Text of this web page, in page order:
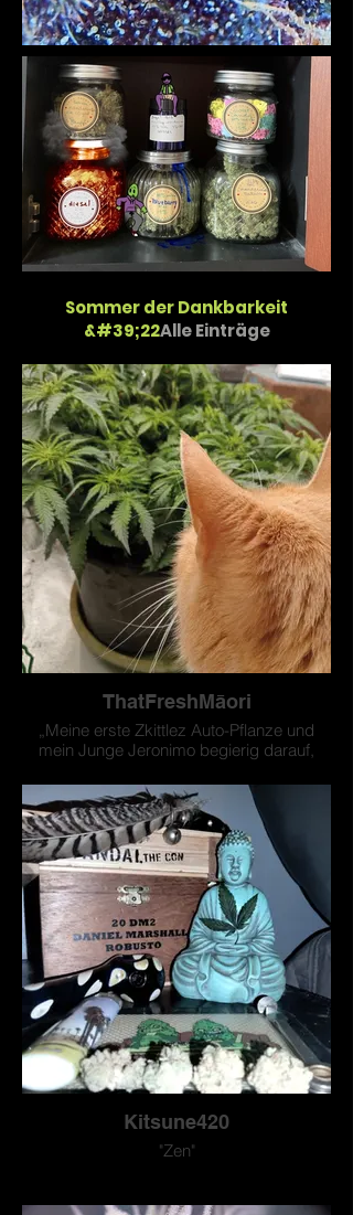
Sommer der Dankbarkeit
&#39;22Alle Einträge
ThatFreshMāori
„Meine erste Zkittlez Auto-Pflanze und
mein Junge Jeronimo begierig darauf,
prügeln“
Kitsune420
"Zen"